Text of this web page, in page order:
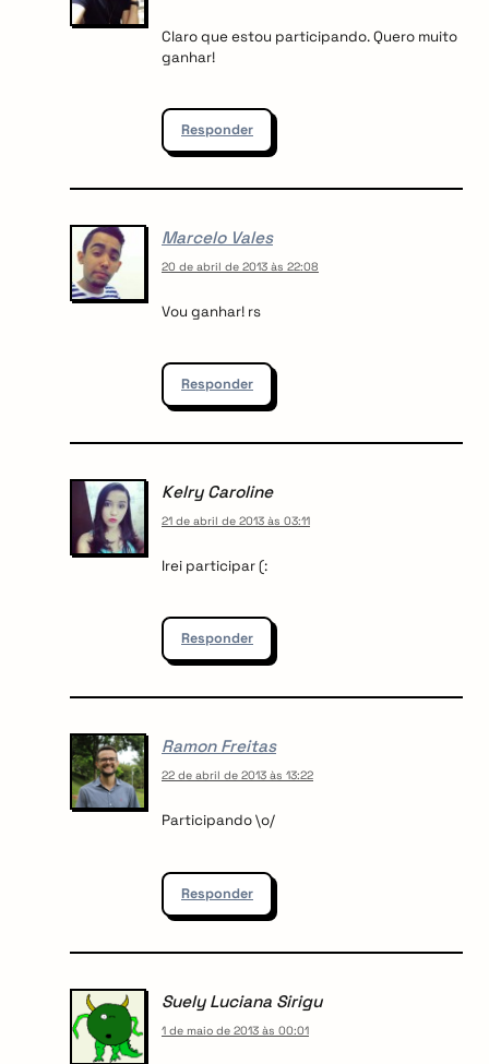
Claro que estou participando. Quero muito
ganhar!
Responder
Marcelo Vales
20 de abril de 2013 às 22:08
Vou ganhar! rs
Responder
Kelry Caroline
21 de abril de 2013 às 03:11
Irei participar (:
Responder
Ramon Freitas
22 de abril de 2013 às 13:22
Participando \o/
Responder
Suely Luciana Sirigu
1 de maio de 2013 às 00:01